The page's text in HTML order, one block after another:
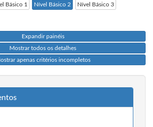
Básico 1 Nível Básico 2 Nível Básico 3
Expandir painéis
Mostrar todos os detalhes
apenas critérios incompletos